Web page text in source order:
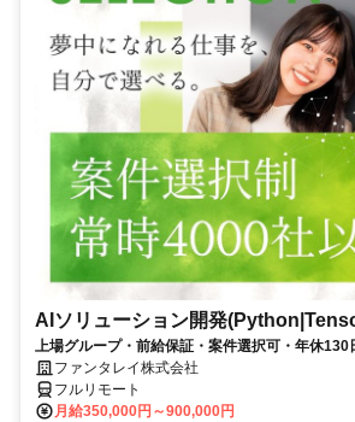
AIソリューション開発
上場グループ・前給保証・案件選択可・年休130
ファンタレイ株式会社
フルリモート
月給350,000円～900,000円